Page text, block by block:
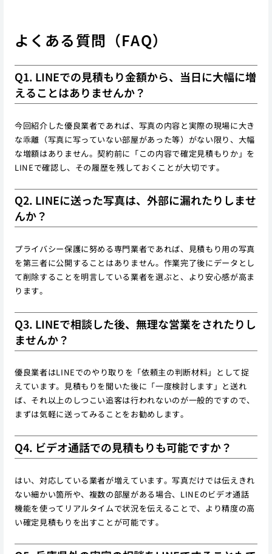
よくある質問（FAQ）
Q1. LINEでの見積もり金額から、当日に大幅に増
えることはありませんか？
今回紹介した優良業者であれば、写真の内容と実際の現場に大き
な乖離（写真に写っていない部屋があった等）がない限り、大幅
な増額はありません。契約前に「この内容で確定見積もりか」を
LINEで確認し、その履歴を残しておくことが大切です。
Q2. LINEに送った写真は、外部に漏れたりしませ
んか？
プライバシー保護に努める専門業者であれば、見積もり用の写真
を第三者に公開することはありません。作業完了後にデータとし
て削除することを明言している業者を選ぶと、より安心感が高ま
ります。
Q3. LINEで相談した後、無理な営業をされたりし
ませんか？
優良業者はLINEでのやり取りを「依頼主の判断材料」として捉
えています。見積もりを聞いた後に「一度検討します」と送れ
ば、それ以上のしつこい追客は行われないのが一般的ですので、
まずは気軽に送ってみることをお勧めします。
Q4. ビデオ通話での見積もりも可能ですか？
はい、対応している業者が増えています。写真だけでは伝えきれ
ない細かい箇所や、複数の部屋がある場合、LINEのビデオ通話
機能を使ってリアルタイムで状況を伝えることで、より精度の高
い確定見積もりを出すことが可能です。